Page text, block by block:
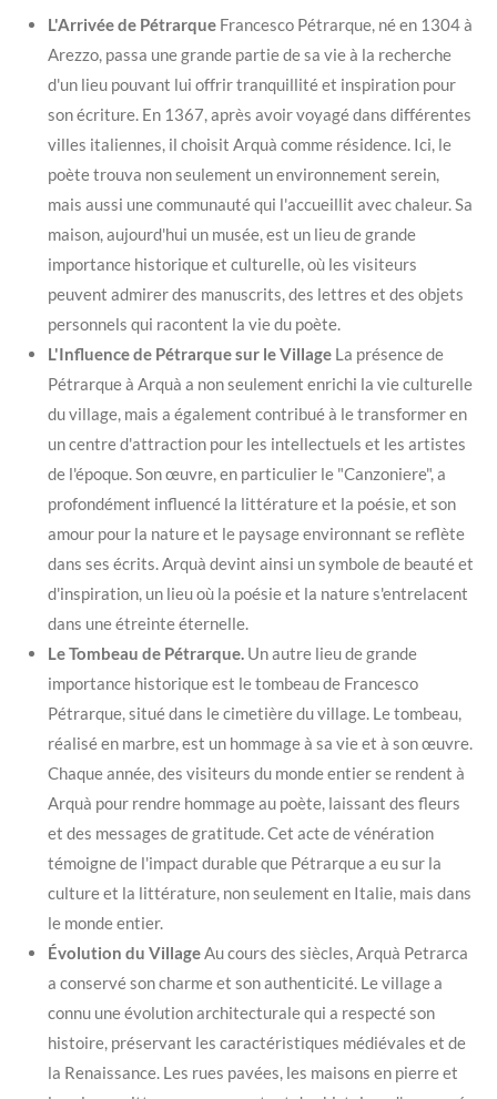
L'Arrivée de PétrarqueFrancesco Pétrarque, né en 1304 à
Arezzo, passa une grande partie de sa vie à la recherche
d'un lieu pouvant lui offrir tranquillité et inspiration pour
son écriture. En 1367, après avoir voyagé dans différentes
villes italiennes, il choisit Arquà comme résidence. Ici, le
poète trouva non seulement un environnement serein,
mais aussi une communauté qui l'accueillit avec chaleur. Sa
maison, aujourd'hui un musée, est un lieu de grande
importance historique et culturelle, où les visiteurs
peuvent admirer des manuscrits, des lettres et des objets
personnels qui racontent la vie du poète.
L'Influence de Pétrarque sur le VillageLa présence de
Pétrarque à Arquà a non seulement enrichi la vie culturelle
du village, mais a également contribué à le transformer en
un centre d'attraction pour les intellectuels et les artistes
de l'époque. Son œuvre, en particulier le "Canzoniere", a
profondément influencé la littérature et la poésie, et son
amour pour la nature et le paysage environnant se reflète
dans ses écrits. Arquà devint ainsi un symbole de beauté et
d'inspiration, un lieu où la poésie et la nature s'entrelacent
dans une étreinte éternelle.
Le Tombeau de Pétrarque.Un autre lieu de grande
importance historique est le tombeau de Francesco
Pétrarque, situé dans le cimetière du village. Le tombeau,
réalisé en marbre, est un hommage à sa vie et à son œuvre.
Chaque année, des visiteurs du monde entier se rendent à
Arquà pour rendre hommage au poète, laissant des fleurs
et des messages de gratitude. Cet acte de vénération
témoigne de l'impact durable que Pétrarque a eu sur la
culture et la littérature, non seulement en Italie, mais dans
le monde entier.
Évolution du VillageAu cours des siècles, Arquà Petrarca
a conservé son charme et son authenticité. Le village a
connu une évolution architecturale qui a respecté son
histoire, préservant les caractéristiques médiévales et de
la Renaissance. Les rues pavées, les maisons en pierre et